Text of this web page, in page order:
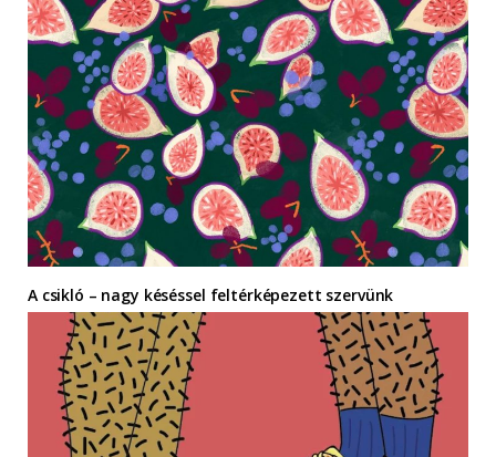
A csikló – nagy késéssel feltérképezett szervünk